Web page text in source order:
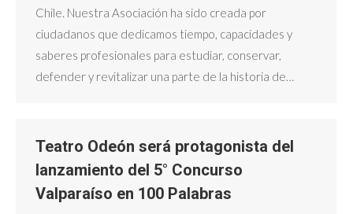
Chile. Nuestra Asociación ha sido creada por
ciudadanos que dedicamos tiempo, capacidades y
saberes profesionales para estudiar, conservar,
defender y revitalizar una parte de la historia de…
Teatro Odeón será protagonista del
lanzamiento del 5° Concurso
Valparaíso en 100 Palabras